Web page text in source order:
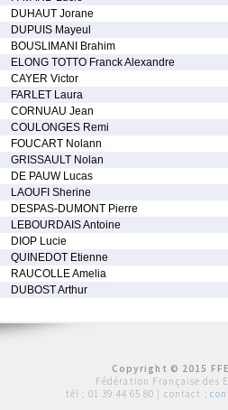
DUHAUT Jorane
DUPUIS Mayeul
BOUSLIMANI Brahim
ELONG TOTTO Franck Alexandre
CAYER Victor
FARLET Laura
CORNUAU Jean
COULONGES Remi
FOUCART Nolann
GRISSAULT Nolan
DE PAUW Lucas
LAOUFI Sherine
DESPAS-DUMONT Pierre
LEBOURDAIS Antoine
DIOP Lucie
QUINEDOT Etienne
RAUCOLLE Amelia
DUBOST Arthur
Copyright © 2015
Fédération Française des
tél : 01 39 44 65 80 | contact :